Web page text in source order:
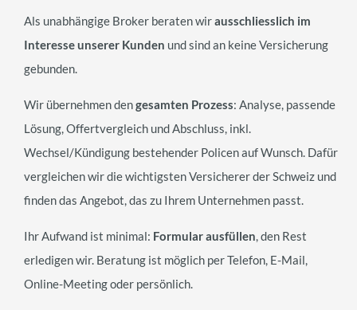
Als unabhängige Broker beraten wirausschliesslich im
Interesse unserer Kunden und sind an keine Versicherung
gebunden.
Wir übernehmen dengesamten Prozess: Analyse, passende
Lösung, Offertvergleich und Abschluss, inkl.
Wechsel/Kündigung bestehender Policen auf Wunsch. Dafür
vergleichen wir die wichtigsten Versicherer der Schweiz und
finden das Angebot, das zu Ihrem Unternehmen passt.
Ihr Aufwand ist minimal: Formular ausfüllen, den Rest
erledigen wir. Beratung ist möglich per Telefon, E-Mail,
Online-Meeting oder persönlich.